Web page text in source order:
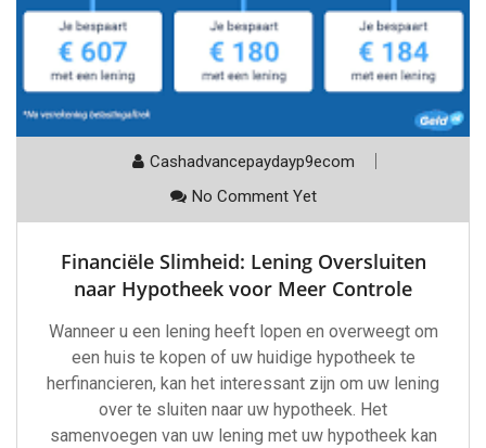
Cashadvancepaydayp9ecom
No Comment Yet
Financiële Slimheid: Lening Oversluiten
naar Hypotheek voor Meer Controle
Wanneer u een lening heeft lopen en overweegt om
een huis te kopen of uw huidige hypotheek te
herfinancieren, kan het interessant zijn om uw lening
over te sluiten naar uw hypotheek. Het
samenvoegen van uw lening met uw hypotheek kan